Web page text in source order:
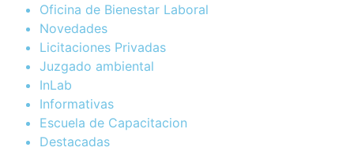
Oficina de Bienestar Laboral
Novedades
Licitaciones Privadas
Juzgado ambiental
InLab
Informativas
Escuela de Capacitacion
Destacadas